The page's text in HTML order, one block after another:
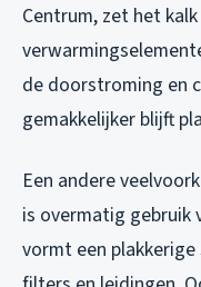
Centrum, zet het
de doorstroming en
gemakkelijker blijft
Een andere
is overmatig gebruik
vormt een